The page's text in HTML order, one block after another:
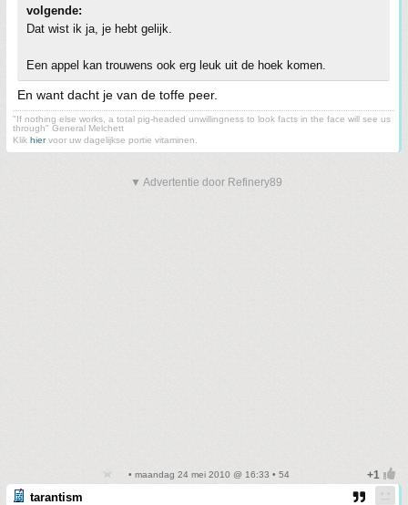
volgende:
Dat wist ik ja, je hebt gelijk.
Een appel kan trouwens ook erg leuk uit de hoek komen.
En want dacht je van de toffe peer.
"If nothing else works, a total pig-headed unwillingness to look facts in the face will see us
through" General Melchett
Klik hiervoor uw dagelijkse portie vitaminen.
▼ Advertentie door Refinery89
• maandag 24 mei 2010 @ 16:33 • 54
tarantism